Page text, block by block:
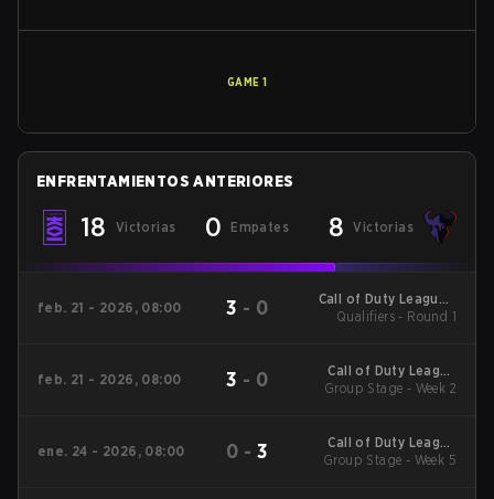
GAME 1
ENFRENTAMIENTOS ANTERIORES
18 Victorias 0 Empates 8 Victorias
feb. 21 - 2026, 08:00 3 - 0
Call of Duty League -
Call of Duty League
Qualifiers - Round 1
feb. 21 - 2026, 08:00 3 - 0
Call of Duty League
2026 Regular Season
Group Stage - Week 2
ene. 24 - 2026, 08:00 0 - 3
Call of Duty League
2026 Regular Season
Group Stage - Week 5